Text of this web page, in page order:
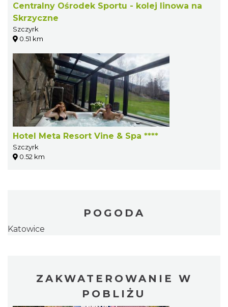
Centralny Ośrodek Sportu - kolej linowa na
Skrzyczne
Szczyrk
0.51 km
Hotel Meta Resort Vine & Spa ****
Szczyrk
0.52 km
POGODA
Katowice
ZAKWATEROWANIE W
POBLIŻU